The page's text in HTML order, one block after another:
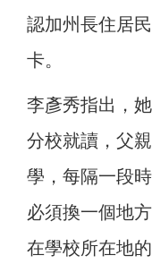
認加州長住居
卡。
李彥秀指出，
分校就讀，父
學，每隔一段
必須換一個地
在學校所在地的